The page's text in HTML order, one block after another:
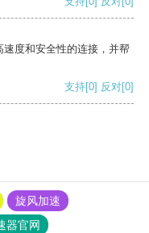
度和安全性的连接，并帮
支持[0] 反对[0]
旋风加速
器官网